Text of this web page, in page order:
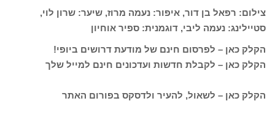
צילום: רפאל בן דור, איפור: נעמה מרוז, שיער: שרון לוי,
סטיילינג: נעמה ליבי, דוגמנית: ספיר אוחיון
הקלק כאן – לפרסום חינם של מודעת דרושים ביופי!
הקלק כאן – לקבלת חדשות ועדכונים חינם למייל שלך
הקלק כאן – לשאול, להעיר ולדסקס בפורום האתר